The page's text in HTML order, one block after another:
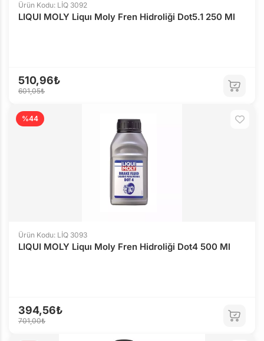
Ürün Kodu: LİQ 3092
LIQUI MOLY Liquı Moly Fren Hidroliği Dot5.1 250 Ml
510,96₺
601,05₺
%44
Ürün Kodu: LİQ 3093
LIQUI MOLY Liquı Moly Fren Hidroliği Dot4 500 Ml
394,56₺
701,00₺